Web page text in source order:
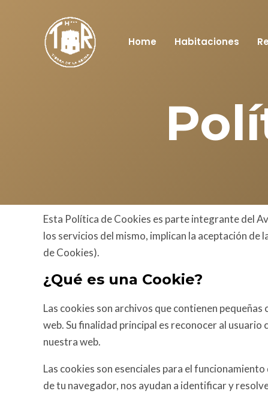
contenido
Home Habitaciones
Esta Política de Cookies es parte integrante del
los servicios del mismo, implican la aceptación
de Cookies).
¿Qué es una Cookie?
Las cookies son archivos que contienen
web. Su finalidad principal es reconocer al usuario
nuestra web.
Las cookies son esenciales para el
de tu navegador, nos ayudan a identificar y